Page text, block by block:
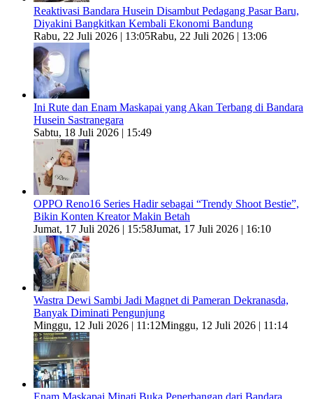
Reaktivasi Bandara Husein Disambut Pedagang Pasar Baru,
Diyakini Bangkitkan Kembali Ekonomi Bandung
Rabu, 22 Juli 2026 | 13:05Rabu, 22 Juli 2026 | 13:06
Ini Rute dan Enam Maskapai yang Akan Terbang di Bandara
Husein Sastranegara
Sabtu, 18 Juli 2026 | 15:49
OPPO Reno16 Series Hadir sebagai “Trendy Shoot Bestie”,
Bikin Konten Kreator Makin Betah
Jumat, 17 Juli 2026 | 15:58Jumat, 17 Juli 2026 | 16:10
Wastra Dewi Sambi Jadi Magnet di Pameran Dekranasda,
Banyak Diminati Pengunjung
Minggu, 12 Juli 2026 | 11:12Minggu, 12 Juli 2026 | 11:14
Enam Maskapai Minati Buka Penerbangan dari Bandara